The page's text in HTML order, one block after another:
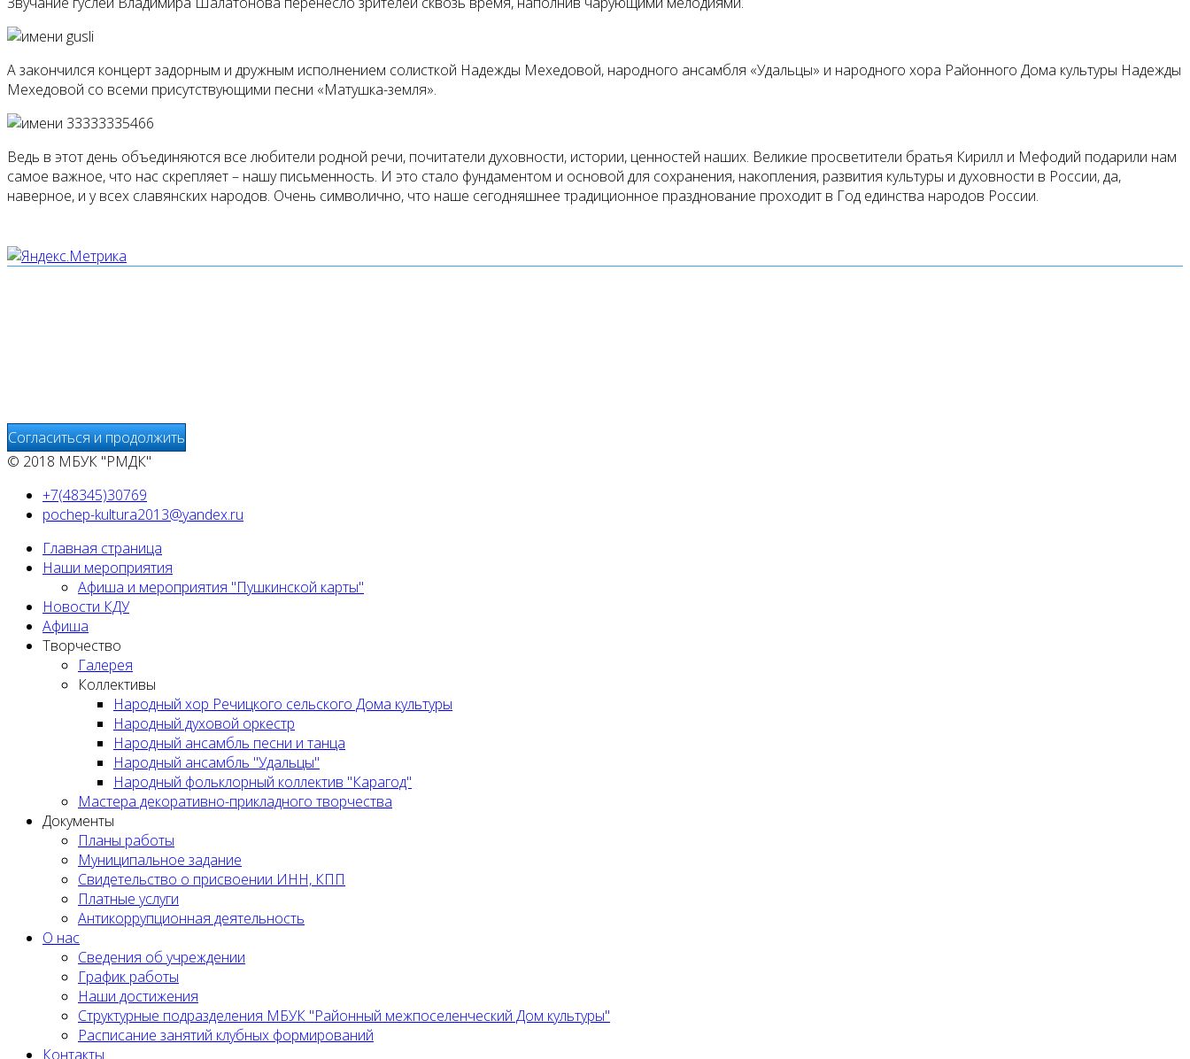
А закончился концерт задорным и дружным исполнением солисткой Надежды Мехедовой, народного ансамбля «Удальцы» и народного хора Районного Дома культуры Надежды
Мехедовой со всеми присутствующими песни «Матушка-земля».
Ведь в этот день объединяются все любители родной речи, почитатели духовности, истории, ценностей наших. Великие просветители братья Кирилл и Мефодий подарили нам
самое важное, что нас скрепляет – нашу письменность. И это стало фундаментом и основой для сохранения, накопления, развития культуры и духовности в России, да,
наверное, и у всех славянских народов. Очень символично, что наше сегодняшнее традиционное празднование проходит в Год единства народов России.
Согласиться и продолжить
© 2018 МБУК "РМДК"
+7(48345)30769
pochep-kultura2013@yandex.ru
Главная страница
Наши мероприятия
Афиша и мероприятия "Пушкинской карты"
Новости КДУ
Афиша
Творчество
Галерея
Коллективы
Народный хор Речицкого сельского Дома культуры
Народный духовой оркестр
Народный ансамбль песни и танца
Народный ансамбль "Удальцы"
Народный фольклорный коллектив "Карагод"
Мастера декоративно-прикладного творчества
Документы
Планы работы
Муниципальное задание
Cвидетельство о присвоении ИНН, КПП
Платные услуги
Антикоррупционная деятельность
О нас
Сведения об учреждении
График работы
Наши достижения
Структурные подразделения МБУК "Районный межпоселенческий Дом культуры"
Расписание занятий клубных формирований
Контакты